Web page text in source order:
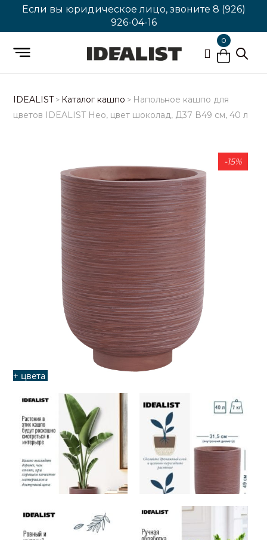
Если вы юридическое лицо, звоните 8 (926)
926-04-16
0
IDEALIST> Каталог кашпо > Напольное кашпо для
цветов IDEALIST Нео, цвет шоколад, Д37 В49 см, 40 л
+ цвета
-15%